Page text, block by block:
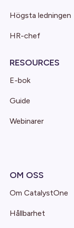
Högsta ledningen
HR-chef
RESOURCES
E-bok
Guide
Webinarer
OM OSS
Om CatalystOne
Hållbarhet